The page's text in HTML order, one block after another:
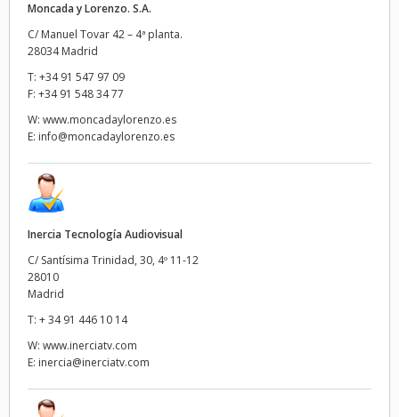
Moncada y Lorenzo. S.A.
C/ Manuel Tovar 42 – 4ª planta.
28034 Madrid
T: +34 91 547 97 09
F: +34 91 548 34 77
W: www.moncadaylorenzo.es
E: info@moncadaylorenzo.es
Inercia Tecnología Audiovisual
C/ Santísima Trinidad, 30, 4º 11-12
28010
Madrid
T: + 34 91 446 10 14
W: www.inerciatv.com
E: inercia@inerciatv.com